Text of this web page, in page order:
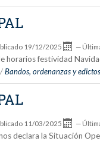
19/12/2025 —
horarios festividad
/Bandos, ordenanzas y edictos
11/03/2025 —
declara la Situación